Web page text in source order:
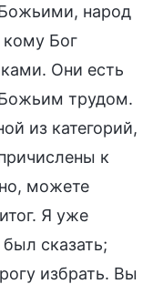
народ
Бог
Они есть
трудом.
из категорий,
к
можете
Я уже
сказать;
избрать. Вы